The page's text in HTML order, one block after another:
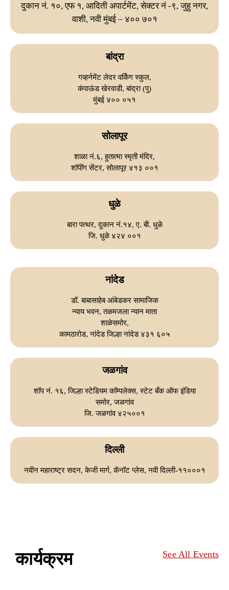
दुकान नं. १०, एफ १, आदिती अपार्टमेंट, सेक्टर नं -९, जुहु नगर,
वाशी, नवी मुंबई – ४०० ७०१
बांद्रा
गव्हर्नमेंट लेदर वर्किंग स्कुल,
कंपाऊंड खेरवाडी, बांद्रा (पु)
मुंबई ४०० ०५१
सोलापूर
शाळा नं.६, हुतात्मा स्मृती मंदिर,
शॉपींग सेंटर, सोलापूर ४१३ ००१
धुळे
बारा पत्थर, दुकान नं.१४, ए. बी. धुळे
जि. धुळे ४२४ ००१
नांदेड
डॉ. बाबासाहेब आंबेडकर सामाजिक
न्याय भवन, तळमजला न्यान माता
शाळेसमोर,
कामठारोड, नांदेड जिल्हा नांदेड ४३१ ६०५
जळगांव
शॉप नं. १६, जिल्हा स्टेडियम कॉम्पलेक्स, स्टेट बँक ऑफ इंडिया
समोर, जळगांव
जि. जळगांव ४२५००१
दिल्ली
नवीन महाराष्ट्र सदन, केजी मार्ग, कॅनॉट प्लेस, नवी दिल्ली-११०००१
कार्यक्रम See All Events